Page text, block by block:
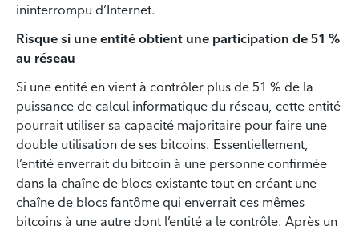
ininterrompu d’Internet.
Risque si une entité obtient une participation de 51 %
au réseau
Si une entité en vient à contrôler plus de 51 % de la
puissance de calcul informatique du réseau, cette entité
pourrait utiliser sa capacité majoritaire pour faire une
double utilisation de ses bitcoins. Essentiellement,
l’entité enverrait du bitcoin à une personne confirmée
dans la chaîne de blocs existante tout en créant une
chaîne de blocs fantôme qui enverrait ces mêmes
bitcoins à une autre dont l’entité a le contrôle. Après un